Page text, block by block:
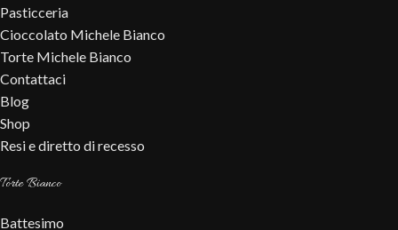
Pasticceria
Cioccolato Michele Bianco
Torte Michele Bianco
Contattaci
Blog
Shop
Resi e diretto di recesso
Torte Bianco
Battesimo